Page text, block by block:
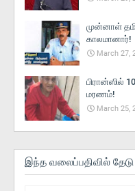
முன்னாள்
காலமானார்!
March 27,
பிரான்ஸில்
மரணம்!
March 25,
இந்த வலைப்பதிவில் தேடு